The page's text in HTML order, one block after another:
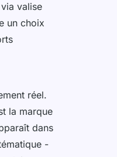
valise
un choix
réel.
la marque
dans
-